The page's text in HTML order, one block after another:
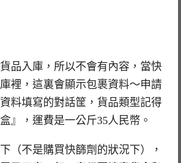
品入庫，所以不會有內容，當快
裡，這裏會顯示包裹資料～申請
料填寫的對話筐，貨品類型記得
』，運費是一公斤35人民幣。
（不是購買快篩劑的狀況下），